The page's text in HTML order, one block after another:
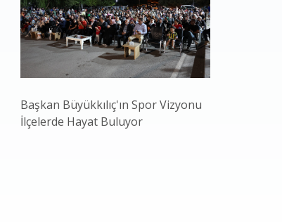
Başkan Büyükkılıç'ın Spor Vizyonu
İlçelerde Hayat Buluyor